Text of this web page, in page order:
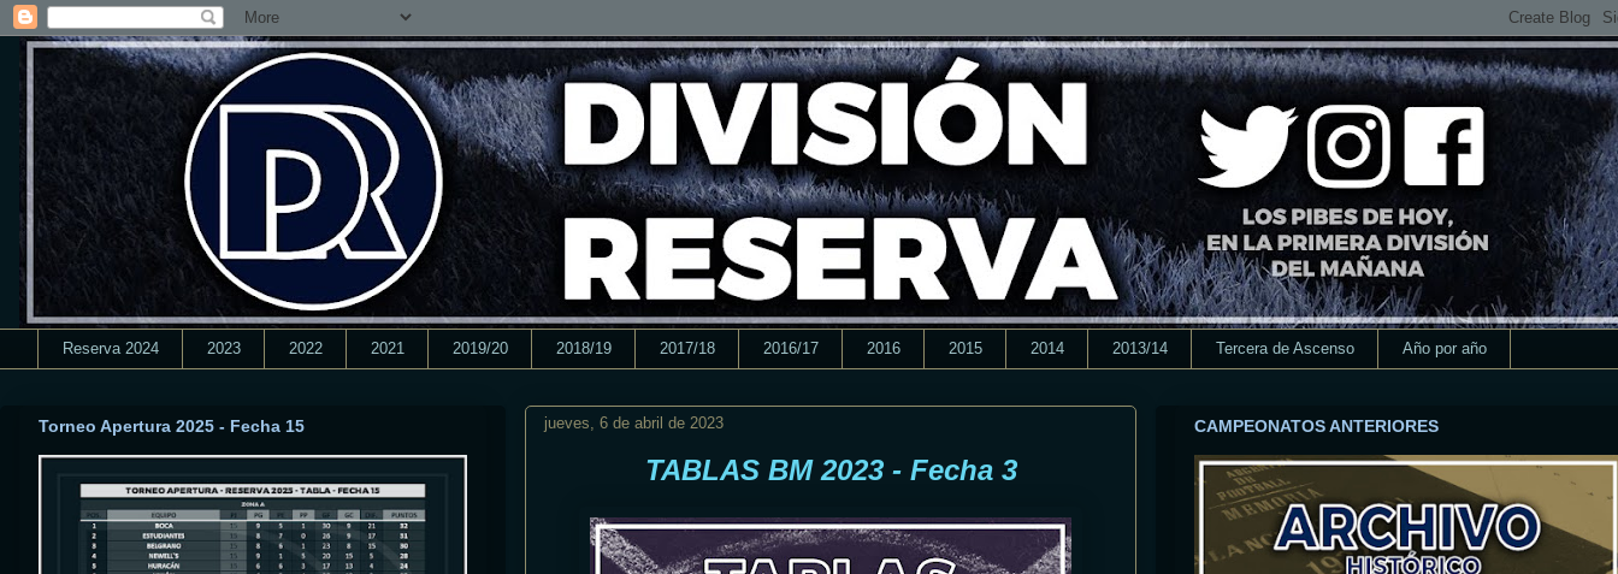
Reserva 2024 2023 2022 2021 2019/20 2018/19 2017/18 2016/17 2016 2015 2014 2013/14 Tercera de Ascenso Año por año
jueves, 6 de abril de 2023
TABLAS BM 2023 - Fecha 3
Torneo Apertura 2025 - Fecha 15 CAMPEONATOS ANTERIORES